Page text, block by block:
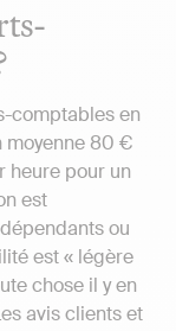
comptables en
moyenne 80 €
heure pour un
est
ou
est « légère
chose il y en
avis clients et